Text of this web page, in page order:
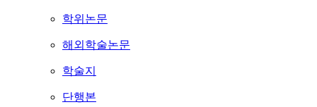
학위논문
해외학술논문
학술지
단행본